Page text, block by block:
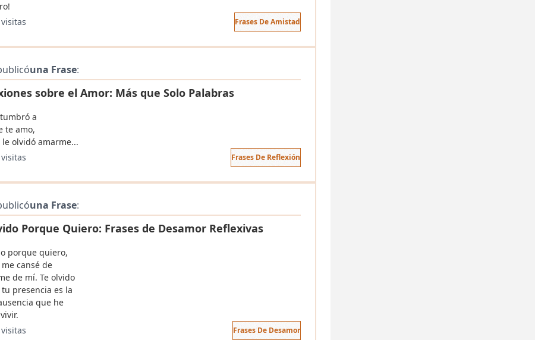
Frases De Amistad
una Frase:
sobre el Amor: Más que Solo Palabras
a
te amo,
le olvidó amarme...
Frases De Reflexión
una Frase:
Porque Quiero: Frases de Desamor Reflexivas
porque quiero,
cansé de
de mí. Te olvido
presencia es la
que he
Frases De Desamor